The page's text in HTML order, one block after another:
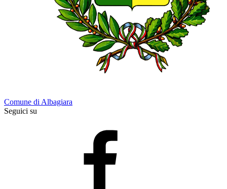
Comune di Albagiara
Seguici su